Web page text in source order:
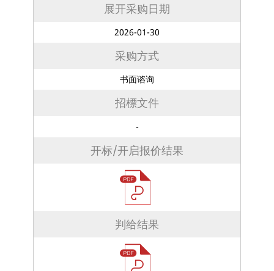
展开采购日期
2026-01-30
采购方式
书面谘询
招標文件
-
开标/开启报价结果
判给结果